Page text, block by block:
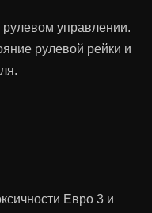
управлении.
рулевой рейки и
Евро 3 и